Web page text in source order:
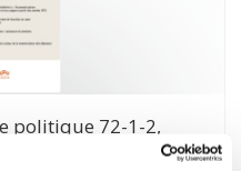
politique 72-1-2,